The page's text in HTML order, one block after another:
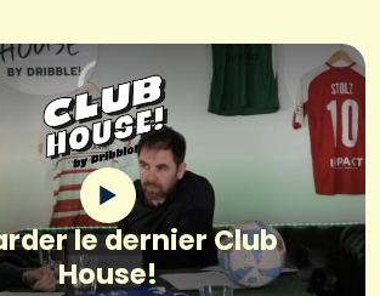
le dernier Club
House!